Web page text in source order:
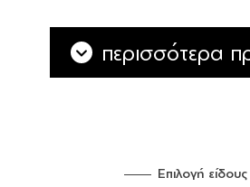
περισσότερα
Επιλογή είδους